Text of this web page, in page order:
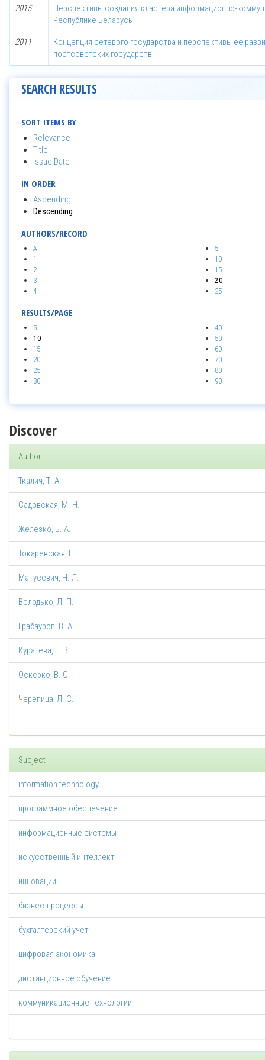
2015
Перспективы создания кластера информационно-
Республике Беларусь
2011
Концепция сетевого государства и перспективы ее
постсоветских государств
SEARCH RESULTS
SORT ITEMS BY
Relevance
Title
Issue Date
IN ORDER
Ascending
Descending
AUTHORS/RECORD
All
1
2
3
4
5
10
15
20
25
RESULTS/PAGE
5
10
15
20
25
30
40
50
60
70
80
90
Discover
Author
Ткалич, Т. А.
Садовская, М. Н.
Железко, Б. А.
Токаревская, Н. Г.
Матусевич, Н. Л.
Володько, Л. П.
Грабауров, В. А.
Куратева, Т. В.
Оскерко, В. С.
Черепица, Л. С.
Subject
information technology
программное обеспечение
информационные системы
искусственный интеллект
инновации
бизнес-процессы
бухгалтерский учет
цифровая экономика
дистанционное обучение
коммуникационные технологии